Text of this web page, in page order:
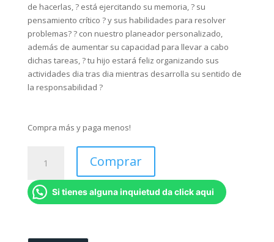
de hacerlas, ? está ejercitando su memoria, ? su
pensamiento crítico ? y sus habilidades para resolver
problemas? ? con nuestro planeador personalizado,
además de aumentar su capacidad para llevar a cabo
dichas tareas, ? tu hijo estará feliz organizando sus
actividades dia tras dia mientras desarrolla su sentido de
la responsabilidad ?
Compra más y paga menos!
Infantil
Real
Madrid
Comprar
Si tienes alguna inquietud da click aqui